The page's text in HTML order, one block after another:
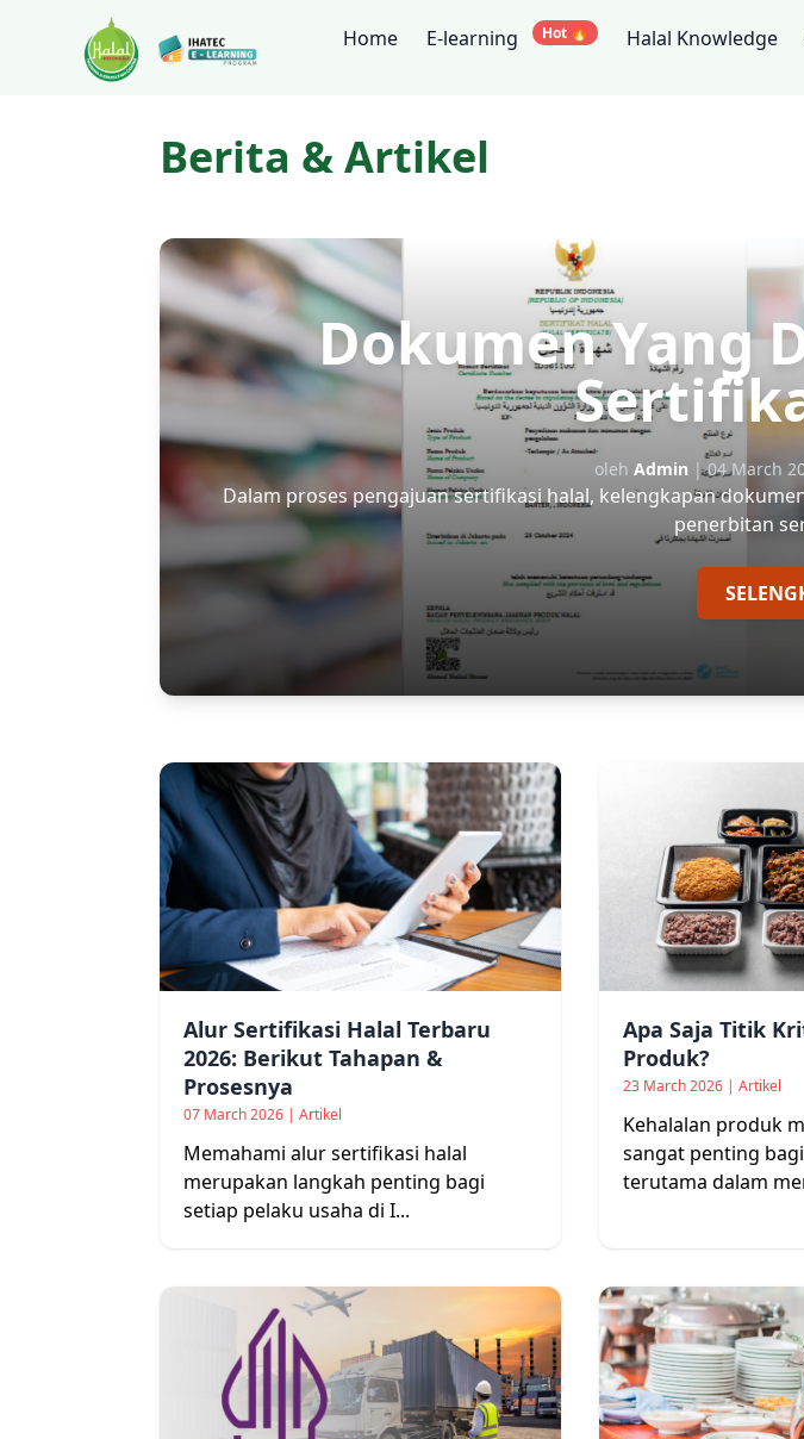
Home E-learning Hot 🔥 Halal Knowledge
Berita & Artikel
Dokumen Yang
oleh Admin | 04 March
Dalam proses pengajuan sertifikasi halal, kelengkapan
penerbitan
Alur Sertifikasi Halal Terbaru
2026: Berikut Tahapan &
Prosesnya
07 March 2026 | Artikel
Memahami alur sertifikasi halal
merupakan langkah penting bagi
setiap pelaku usaha di I...
Apa Saja Titik
Produk?
23 March 2026 | Artikel
Kehalalan produk
sangat penting
terutama dalam